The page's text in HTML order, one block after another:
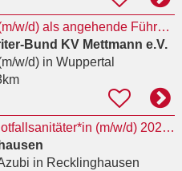
Notfallsanitäter (m/w/d) als angehende Führungskraft
Bund KV Mettmann e.V.
w/d)in Wuppertal
***Ausbildung Notfallsanitäter*in (m/w/d) 2027 ***
in Recklinghausen